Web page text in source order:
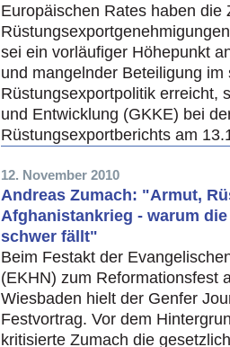
Europäischen Rates haben die
sei ein vorläufiger Höhepunkt
und mangelnder Beteiligung
Rüstungsexportpolitik erreicht,
und Entwicklung (GKKE) bei
Rüstungsexportberichts am
12. November 2010
Andreas Zumach: "Armut,
Afghanistankrieg - warum
schwer fällt"
Beim Festakt der
(EKHN) zum Reformationsfest
Wiesbaden hielt der Genfer
Festvortrag. Vor dem
kritisierte Zumach die